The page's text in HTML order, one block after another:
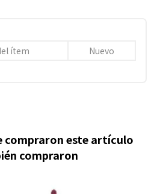
ítem Nuevo
compraron este artículo
compraron